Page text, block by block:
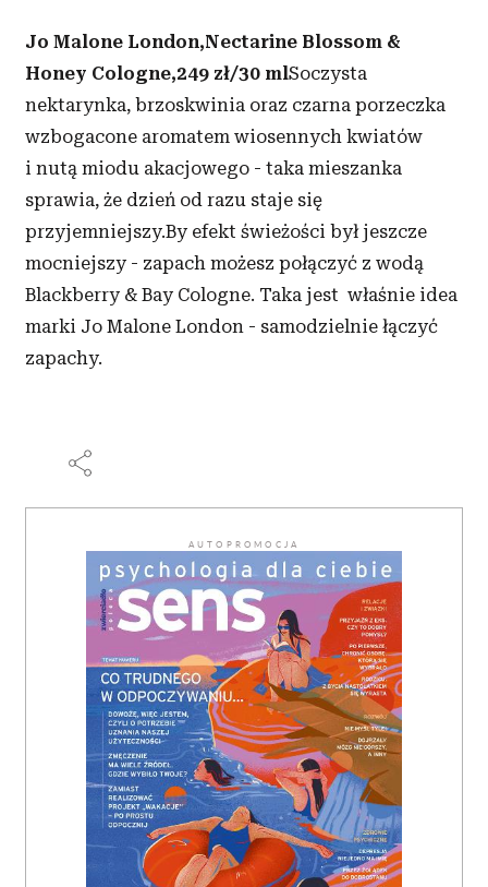
Jo Malone London,Nectarine Blossom &
Honey Cologne,249 zł/30 mlSoczysta
nektarynka, brzoskwinia oraz czarna porzeczka
wzbogacone aromatem wiosennych kwiatów
i nutą miodu akacjowego - taka mieszanka
sprawia, że dzień od razu staje się
przyjemniejszy.By efekt świeżości był jeszcze
mocniejszy - zapach możesz połączyć z wodą
Blackberry & Bay Cologne. Taka jest właśnie idea
marki Jo Malone London - samodzielnie łączyć
zapachy.
AUTOPROMOCJA